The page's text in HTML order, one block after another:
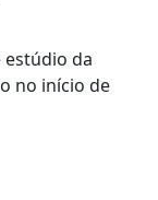
estúdio da
no início de